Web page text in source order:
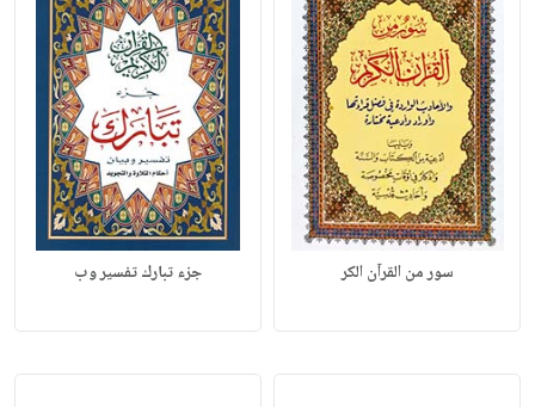
سور من القرآن الكر جزء تبارك تفسير وب